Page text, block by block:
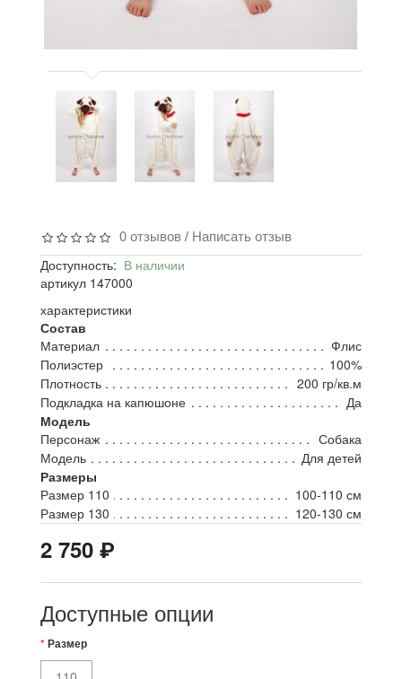
0 отзывов / Написать отзыв
Доступность: В наличии
артикул 147000
характеристики
Состав
Материал
Флис
Полиэстер
100%
Плотность
200 гр/кв.м
Подкладка на капюшоне
Да
Модель
Персонаж
Собака
Модель
Для детей
Размеры
Размер 110
100-110 см
Размер 130
120-130 см
2 750 ₽
Доступные опции
Размер